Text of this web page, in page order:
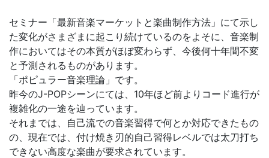
セミナー「最新音楽マーケットと楽曲制作方法」にて示し
た変化がさまざまに起こり続けているのをよそに、音楽制
作においてはその本質がほぼ変わらず、今後何十年間不変
と予測されるものがあります。
「ポピュラー音楽理論」です。
昨今のJ-POPシーンにては、10年ほど前よりコード進行が
複雑化の一途を辿っています。
それまでは、自己流での音楽習得で何とか対応できたもの
の、現在では、付け焼き刃的自己習得レベルでは太刀打ち
できない高度な楽曲が要求されています。